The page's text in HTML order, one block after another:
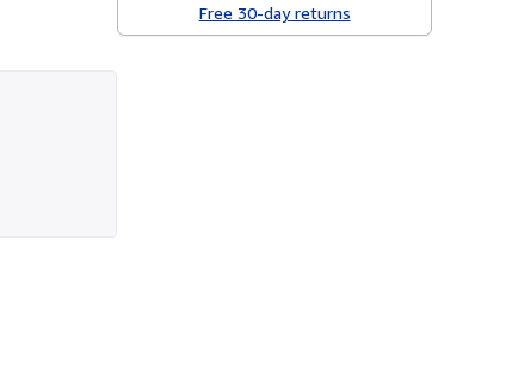
Free 30-day returns